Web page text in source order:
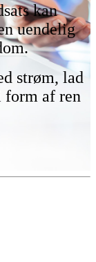
kan
uendelig
strøm, lad
form af ren